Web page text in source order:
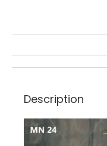
Description